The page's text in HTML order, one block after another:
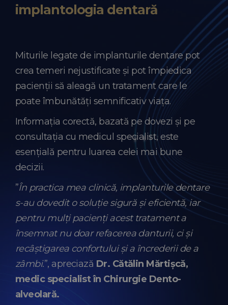
implantologia dentară
Miturile legate de implanturile dentare pot
crea temeri nejustificate și pot împiedica
pacienții să aleagă un tratament care le
poate îmbunătăți semnificativ viața.
Informația corectă, bazată pe dovezi și pe
consultația cu medicul specialist, este
esențială pentru luarea celei mai bune
decizii.
”În practica mea clinică, implanturile dentare
s-au dovedit o soluție sigură și eficientă, iar
pentru mulți pacienți acest tratament a
însemnat nu doar refacerea danturii, ci și
recâștigarea confortului și a încrederii de a
zâmbi.”, apreciază Dr. Cătălin Mărtișcă,
medic specialist în Chirurgie Dento-
alveolară.